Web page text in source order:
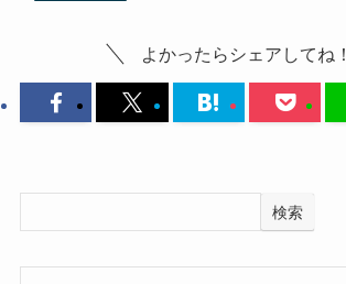
よかったらシェアしてね！
検索